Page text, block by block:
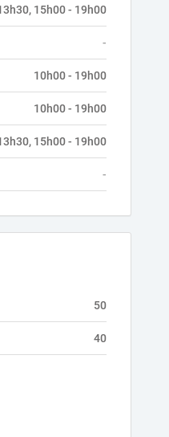
15h00 - 19h00
-
10h00 - 19h00
10h00 - 19h00
15h00 - 19h00
-
50
40